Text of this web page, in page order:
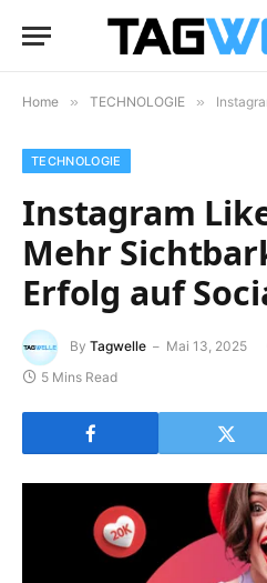
Home » TECHNOLOGIE » Instagram
TECHNOLOGIE
Instagram
Mehr
Erfolg auf
By Tagwelle Mai 13, 2025
5 Mins Read